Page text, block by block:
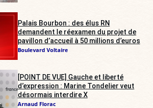
Palais Bourbon : des élus RN
demandent le réexamen du projet de
pavillon d’accueil à 50 millions d’euros
Boulevard Voltaire
[POINT DE VUE] Gauche et liberté
d’expression : Marine Tondelier veut
désormais interdire X
Arnaud Florac